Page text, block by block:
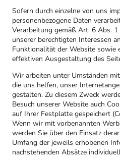
Sofern durch einzelne von uns
personenbezogene Daten
Verarbeitung gemäß Art. 6 Abs.
unserer berechtigten Interessen
Funktionalität der Website sowie
effektiven Ausgestaltung des
Wir arbeiten unter Umständen
die uns helfen, unser
gestalten. Zu diesem Zweck
Besuch unserer Website auch
auf Ihrer Festplatte gespeichert
Wenn wir mit vorbenannten
werden Sie über den Einsatz
Umfang der jeweils erhobenen
nachstehenden Absätze